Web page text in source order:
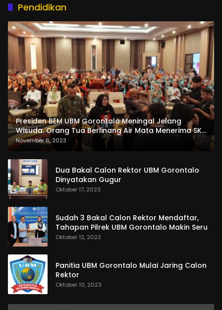
Pendidikan
Presiden BEM UBM Gorontalo Meningal Jelang
Wisuda. Orang Tua Berlinang Air Mata Menerima SKL
dan Pemasangan Salempang
November 6, 2023
Dua Bakal Calon Rektor UBM Gorontalo
Dinyatakan Gugur
Oktober 17, 2023
Sudah 3 Bakal Calon Rektor Mendaftar,
Tahapan Pilrek UBM Gorontalo Makin Seru
Oktober 12, 2023
Panitia UBM Gorontalo Mulai Jaring Calon
Rektor
Oktober 10, 2023